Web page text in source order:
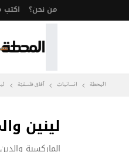
من نحن؟ اكتب
المحطة انسانيات آفاق فلسفيّة‎
لينين
الماركسية